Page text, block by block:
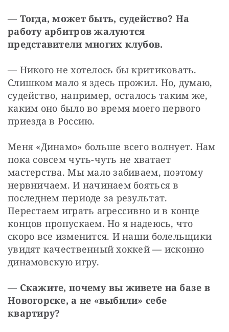
— Тогда, может быть, судейство? На
работу арбитров жалуются
представители многих клубов.
— Никого не хотелось бы критиковать.
Слишком мало я здесь прожил. Но, думаю,
судейство, например, осталось таким же,
каким оно было во время моего первого
приезда в Россию.
Меня «Динамо» больше всего волнует. Нам
пока совсем чуть-чуть не хватает
мастерства. Мы мало забиваем, поэтому
нервничаем. И начинаем бояться в
последнем периоде за результат.
Перестаем играть агрессивно и в конце
концов пропускаем. Но я надеюсь, что
скоро все изменится. И наши болельщики
увидят качественный хоккей — исконно
динамовскую игру.
— Скажите, почему вы живете на базе в
Новогорске, а не «выбили» себе
квартиру?